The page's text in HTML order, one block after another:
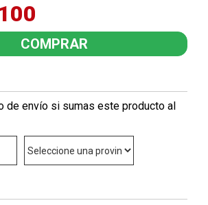
de envío si sumas este producto al